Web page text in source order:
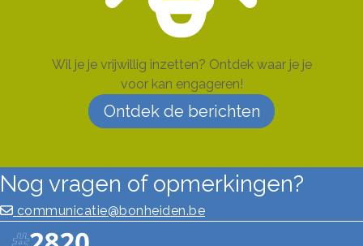
Wil je je vrijwillig inzetten? Ontdek waar je je
voor kan engageren!
Ontdek de berichten
Nog vragen of opmerkingen?
communicatie@bonheiden.be